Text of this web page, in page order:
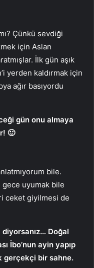
Çünkü sevdiği
için Aslan
İlk gün aşık
yerden kaldırmak için
ağır basıyordu
gün onu almaya
🙂
bile.
uyumak bile
ceket giyilmesi de
Doğal
İbo’nun ayin yapıp
gerçekçi bir sahne.